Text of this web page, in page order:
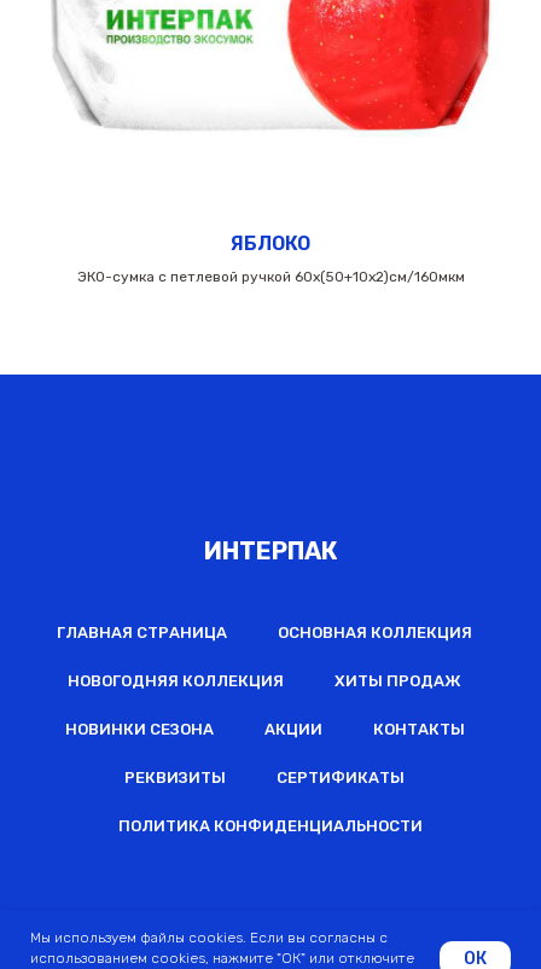
ЯБЛОКО
ЭКО-сумка с петлевой ручкой 60х(50+10х2)см/160мкм
ИНТЕРПАК
ГЛАВНАЯ СТРАНИЦА ОСНОВНАЯ КОЛЛЕКЦИЯ
НОВОГОДНЯЯ КОЛЛЕКЦИЯ ХИТЫ ПРОДАЖ
НОВИНКИ СЕЗОНА АКЦИИ КОНТАКТЫ
РЕКВИЗИТЫ СЕРТИФИКАТЫ
ПОЛИТИКА КОНФИДЕНЦИАЛЬНОСТИ
Мы используем файлы cookies. Если вы согласны с
использованием cookies, нажмите "ОК" или отключите
ОК